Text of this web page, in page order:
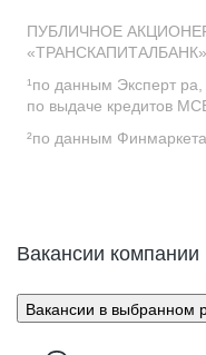
ПУБЛИЧНОЕ
«ТРАНСКАПИТАЛБАНК»
¹по данным Эксперт ра,
по выдаче кредитов
²по данным
Вакансии
Вакансии в выбранном